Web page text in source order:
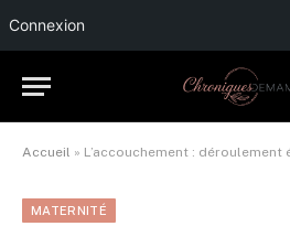
Connexion
Accueil » L’accouchement : déroulement
MATERNITÉ